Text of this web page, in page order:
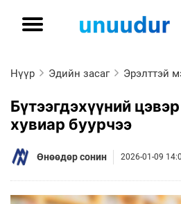
Нүүр Эдийн засаг Эрэлттэй
Бүтээгдэхүүний
хувиар буурчээ
Өнөөдөр сонин 2026-01-09